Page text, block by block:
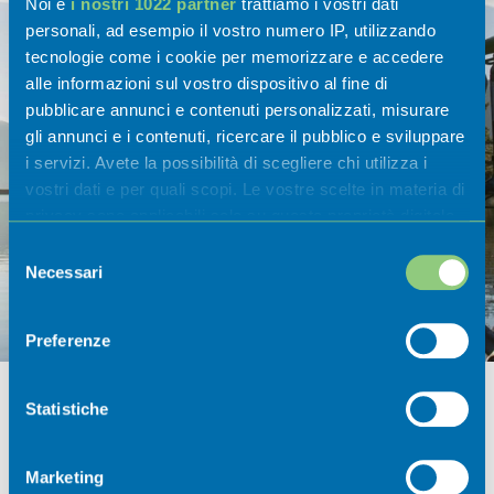
Noi e i nostri 1022 partner trattiamo i vostri dati
personali, ad esempio il vostro numero IP, utilizzando
tecnologie come i cookie per memorizzare e accedere
alle informazioni sul vostro dispositivo al fine di
pubblicare annunci e contenuti personalizzati, misurare
gli annunci e i contenuti, ricercare il pubblico e sviluppare
i servizi. Avete la possibilità di scegliere chi utilizza i
vostri dati e per quali scopi. Le vostre scelte in materia di
modificare o revocare il proprio consenso in qualsiasi
momento dalla Dichiarazione sui cookie o facendo clic
raccogliere informazioni sulla tua posizione
geografica, con un'approssimazione di qualche
Identificare il tuo dispositivo, scansionandolo
delNecessari
Preferenze
Statistiche
Marketing
Bike e trekking
Scopri tutti i percorsi di bike e trekking
nel cuore meraviglioso della Val
Eventi
Scoprili